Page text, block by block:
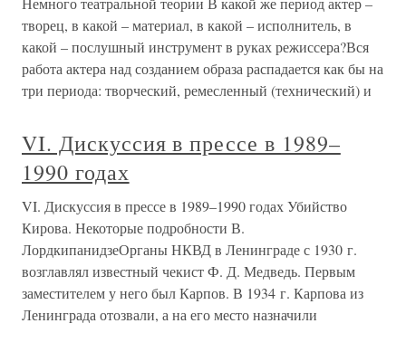
творец, в какой – материал, в какой – исполнитель, в
какой – послушный инструмент в руках режиссера?Вся
работа актера над созданием образа распадается как бы на
три периода: творческий, ремесленный (технический) и
VI. Дискуссия в прессе в 1989–
1990 годах
VI. Дискуссия в прессе в 1989–1990 годах Убийство
Кирова. Некоторые подробности В.
ЛордкипанидзеОрганы НКВД в Ленинграде с 1930 г.
возглавлял известный чекист Ф. Д. Медведь. Первым
заместителем у него был Карпов. В 1934 г. Карпова из
Ленинграда отозвали, а на его место назначили